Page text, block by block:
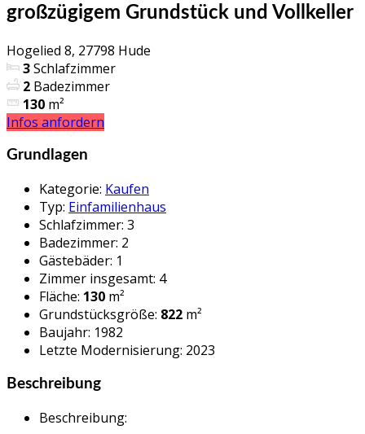
großzügigem Grundstück und Vollkeller
Hogelied 8, 27798 Hude
3Schlafzimmer
2 Badezimmer
130 m²
Infos anfordern
Grundlagen
Kategorie: Kaufen
Typ: Einfamilienhaus
Schlafzimmer: 3
Badezimmer: 2
Gästebäder: 1
Zimmer insgesamt: 4
Fläche: 130 m²
Grundstücksgröße: 822 m²
Baujahr: 1982
Letzte Modernisierung: 2023
Beschreibung
Beschreibung: